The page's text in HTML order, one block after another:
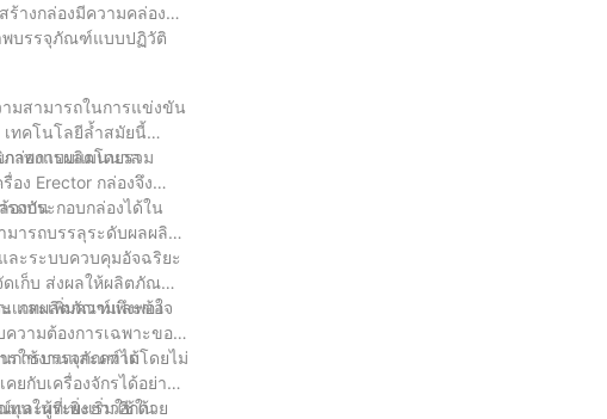
งกล่องมีความคล่องตัว
พบรรจุภัณฑ์แบบปฏิวัติ
มสามารถในการแข่งขัน
ทคโนโลยีล้ำสมัยนี้
าพการผลิตโดยรวม
กล่องแบบแมนนวล
ง Erector กล่องจึง
องกัน
ถประกอบกล่องได้ใน
มารถบรรลุระดับผลผลิต
ละระบบควบคุมอัจฉริยะ
เก็บ ส่งผลให้ผลิตภัณฑ์
และเพิ่มความพึงพอใจ
ะเภทผลิตภัณฑ์และข้อ
วามต้องการเฉพาะของ
การบรรจุภัณฑ์ได้โดยไม่
รใช้งานและความ
กับเครื่องจักรได้อย่าง
และผู้ที่เพิ่งเริ่มใช้ใน
ทุนในระยะยาวอีกด้วย